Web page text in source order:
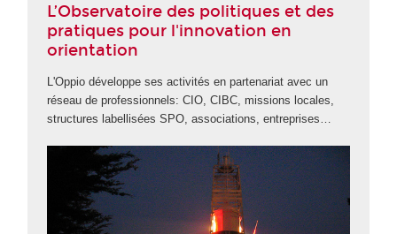
L’Observatoire des politiques et des
pratiques pour l'innovation en
orientation
L'Oppio développe ses activités en partenariat avec un
réseau de professionnels: CIO, CIBC, missions locales,
structures labellisées SPO, associations, entreprises…